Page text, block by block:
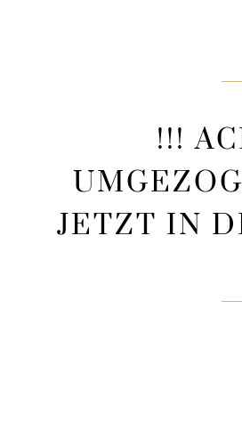
!!!
JETZT IN